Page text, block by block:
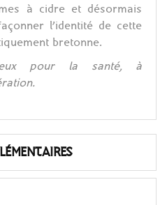
à cidre et désormais
l’identité de cette
bretonne.
pour la santé, à